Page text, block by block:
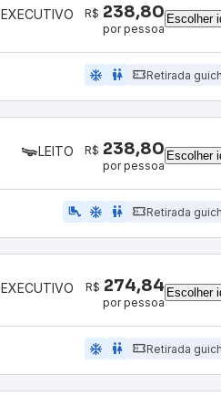
EXECUTIVO R$ 238,80
por pessoa
Escolher
ac_unit wc Retirada
LEITO R$ 238,80
por pessoa
Escolher
airline_seat_legroom_extra ac_unit wc Retirada
EXECUTIVO R$ 274,84
por pessoa
Escolher
ac_unit wc Retirada